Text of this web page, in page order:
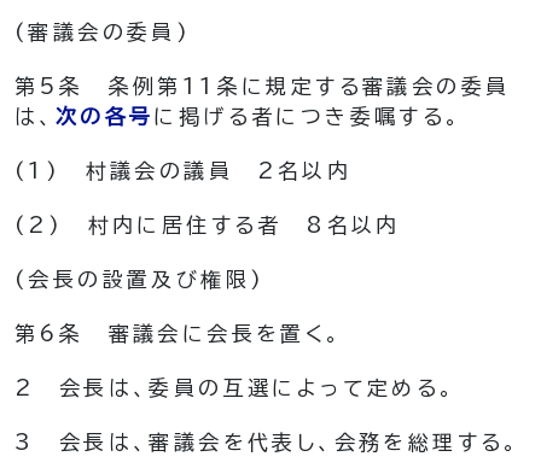
(審議会の委員)
第5条
条例第11条に規定する審議会の委員
は、 次の各号 に掲げる者につき委嘱する。
(1) 村議会の議員 2名以内
(2) 村内に居住する者 8名以内
(会長の設置及び権限)
第6条 審議会に会長を置く。
2 会長は、委員の互選によって定める。
3 会長は、審議会を代表し、会務を総理する。